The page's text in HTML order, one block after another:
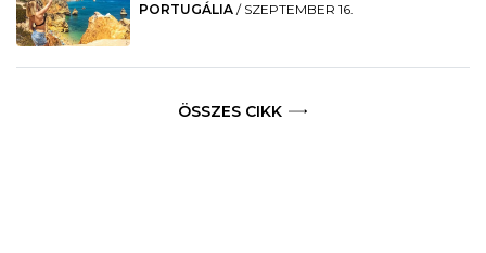
PORTUGÁLIA / SZEPTEMBER 16.
ÖSSZES CIKK